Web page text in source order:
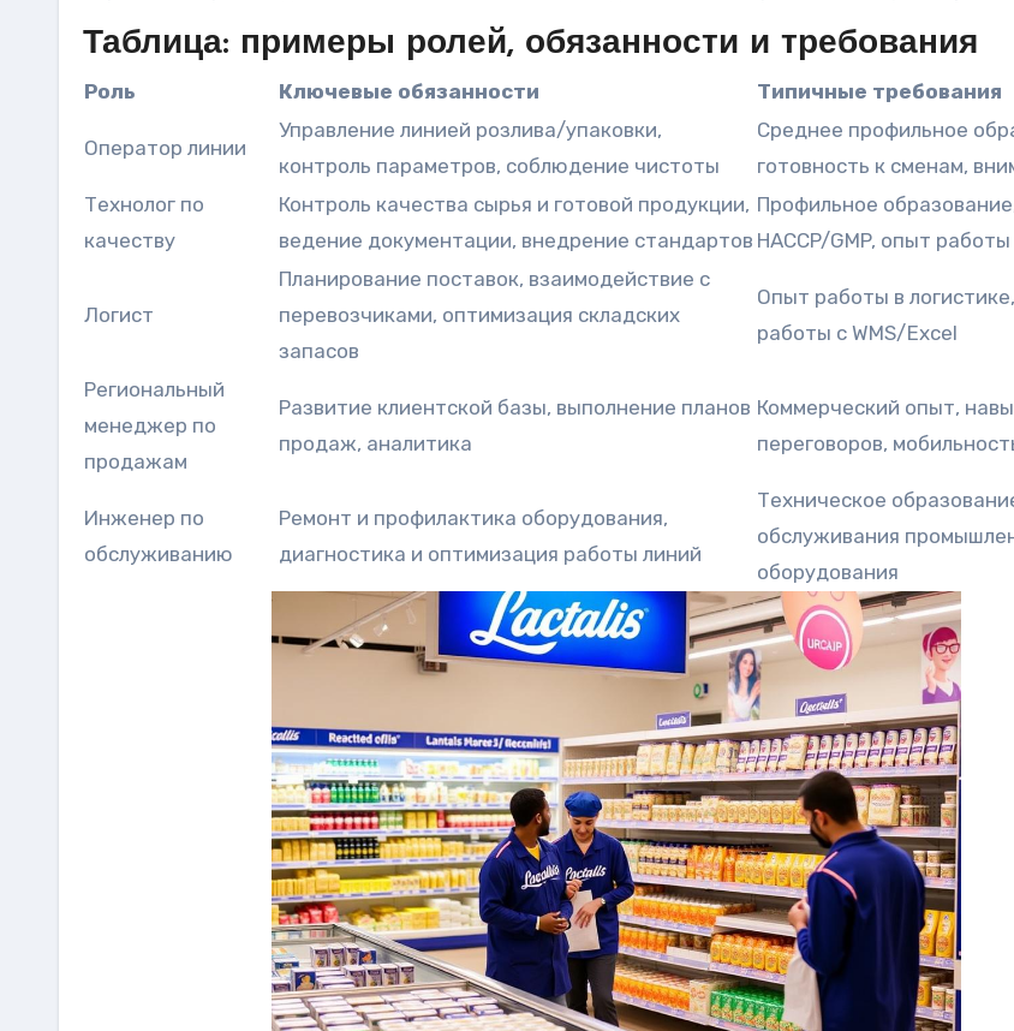
Таблица: примеры ролей, обязанности и требования
Роль Ключевые обязанности Типичные требования
Оператор линии
Управление линией розлива/упаковки,
контроль параметров, соблюдение чистоты
Среднее профильное
готовность к сменам,
Технолог по
качеству
Контроль качества сырья и готовой продукции,
ведение документации, внедрение стандартов
Профильное
HACCP/GMP, опыт
Логист
Планирование поставок, взаимодействие с
перевозчиками, оптимизация складских
запасов
Опыт работы в
работы с WMS/Excel
Региональный
менеджер по
продажам
Развитие клиентской базы, выполнение планов
продаж, аналитика
Коммерческий опыт,
переговоров,
Инженер по
обслуживанию
Ремонт и профилактика оборудования,
диагностика и оптимизация работы линий
Техническое
обслуживания
оборудования